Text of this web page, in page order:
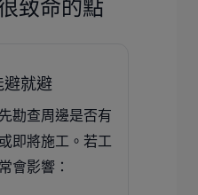
致命的點
避就避
勘查周邊是否有
即將施工。若工
會影響：